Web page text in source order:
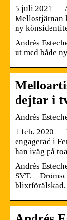
5 juli 2021 —
Mellostjärnan
ny
Andrés
ut med både
dejtar i
Andrés
1 feb. 2020 —
engagerad i
han iväg på
Andrés
SVT. –
blixtförälskad,